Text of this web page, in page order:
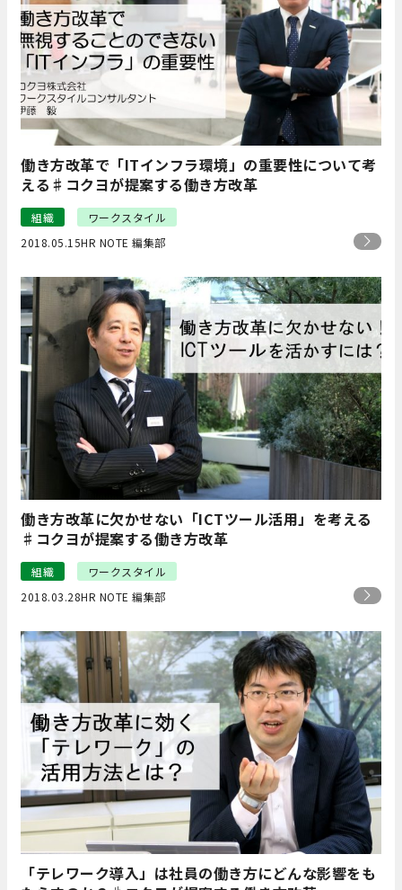
働き方改革で「ITインフラ環境」の重要性について考
える♯コクヨが提案する働き方改革
組織
ワークスタイル
2018.05.15HR NOTE 編集部
働き方改革に欠かせない「ICTツール活用」を考える
♯コクヨが提案する働き方改革
組織
ワークスタイル
2018.03.28HR NOTE 編集部
「テレワーク導入」は社員の働き方にどんな影響をも